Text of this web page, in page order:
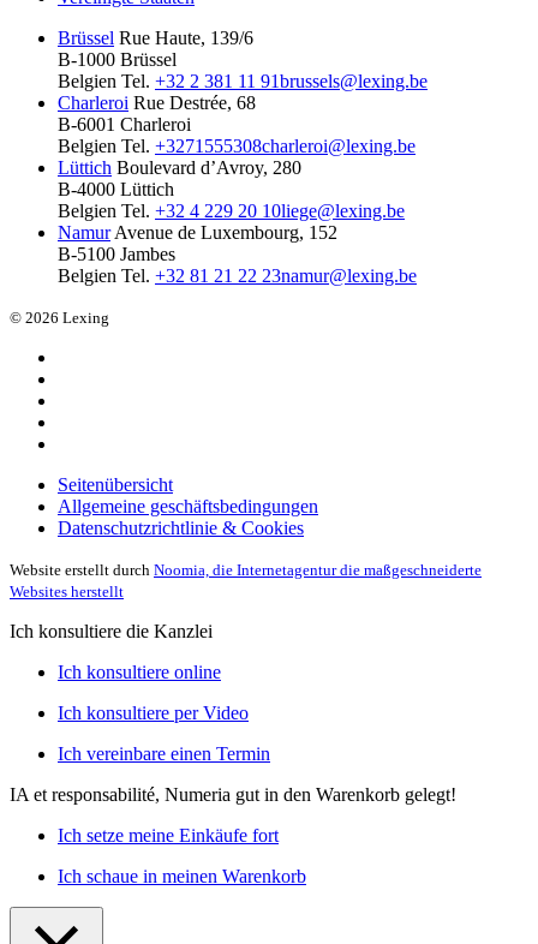
Brüssel Rue Haute, 139/6
B-1000 Brüssel
Belgien Tel. +32 2 381 11 91brussels@lexing.be
Charleroi Rue Destrée, 68
B-6001 Charleroi
Belgien Tel. +3271555308charleroi@lexing.be
Lüttich Boulevard d’Avroy, 280
B-4000 Lüttich
Belgien Tel. +32 4 229 20 10liege@lexing.be
Namur Avenue de Luxembourg, 152
B-5100 Jambes
Belgien Tel. +32 81 21 22 23namur@lexing.be
© 2026 Lexing
Seitenübersicht
Allgemeine geschäftsbedingungen
Datenschutzrichtlinie & Cookies
Website erstellt durch Noomia, die Internetagentur die maßgeschneiderte
Websites herstellt
Ich konsultiere die Kanzlei
Ich konsultiere online
Ich konsultiere per Video
Ich vereinbare einen Termin
IA et responsabilité, Numeria gut in den Warenkorb gelegt!
Ich setze meine Einkäufe fort
Ich schaue in meinen Warenkorb